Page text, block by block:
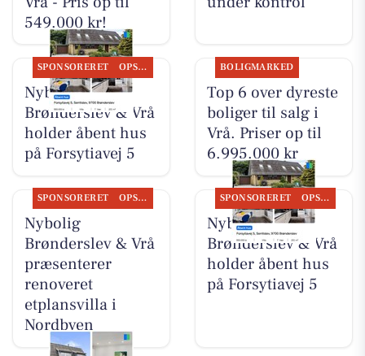
549.000 kr!
SPONSORERET OPSLAGSTAVLEN
Nybolig
Brønderslev & Vrå
holder åbent hus
på Forsytiavej 5
BOLIGMARKED
Top 6 over dyreste
boliger til salg i
Vrå. Priser op til
6.995.000 kr
SPONSORERET OPSLAGSTAVLEN
Nybolig
Brønderslev & Vrå
præsenterer
renoveret
etplansvilla i
Nordbyen
SPONSORERET OPSLAGSTAVLEN
Nybolig
Brønderslev & Vrå
holder åbent hus
på Forsytiavej 5